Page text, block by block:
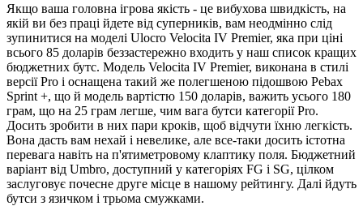
Якщо ваша головна ігрова якість - це вибухова швидкість, на
якій ви без праці йдете від суперників, вам неодмінно слід
зупинитися на моделі Ulocro Velocita IV Premier, яка при ціні
всього 85 доларів беззастережно входить у наш список кращих
бюджетних бутс. Модель Velocita IV Premier, виконана в стилі
версії Pro і оснащена такий же полегшеною підошвою Pebax
Sprint +, що й модель вартістю 150 доларів, важить усього 180
грам, що на 25 грам легше, чим вага бутси категорії Pro.
Досить зробити в них пари кроків, щоб відчути їхню легкість.
Вона дасть вам нехай і невелике, але все-таки досить істотна
перевага навіть на п'ятиметровому клаптику поля. Бюджетний
варіант від Umbro, доступний у категоріях FG і SG, цілком
заслуговує почесне друге місце в нашому рейтингу. Далі йдуть
бутси з язичком і трьома смужками.